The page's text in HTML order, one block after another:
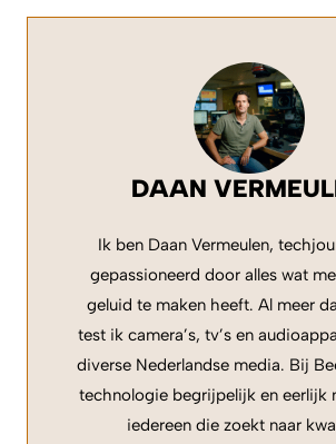
DAAN
Ik ben Daan Vermeulen,
gepassioneerd door alles wat
geluid te maken heeft. Al meer
test ik camera’s, tv’s en
diverse Nederlandse media. Bij
technologie begrijpelijk en eerlijk
iedereen die zoekt naar